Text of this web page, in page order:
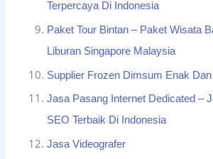
Terpercaya Di Indonesia
Paket Tour Bintan – Paket Wisata
Liburan Singapore Malaysia
Supplier Frozen Dimsum Enak
Jasa Pasang Internet Dedicated –
SEO Terbaik Di Indonesia
Jasa Videografer